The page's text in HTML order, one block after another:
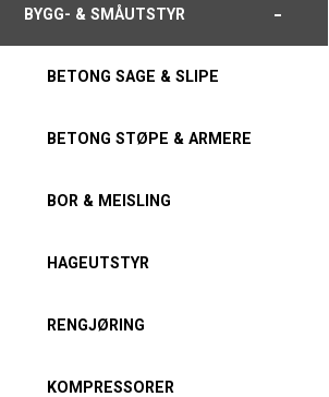
BYGG- & SMÅUTSTYR -
BETONG SAGE & SLIPE
BETONG STØPE & ARMERE
BOR & MEISLING
HAGEUTSTYR
RENGJØRING
KOMPRESSORER